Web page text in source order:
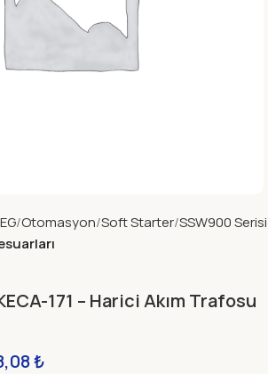
Otomasyon Soft Starter SSW900 Serisi
171 – Harici Akım Trafosu
₺